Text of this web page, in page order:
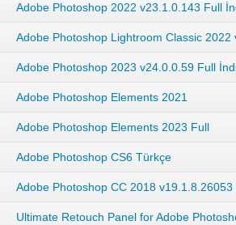
Adobe Photoshop 2022 v23.1.0.143 Full
Adobe Photoshop Lightroom Classic 2022
Adobe Photoshop 2023 v24.0.0.59 Full
Adobe Photoshop Elements 2021
Adobe Photoshop Elements 2023 Full
Adobe Photoshop CS6 Türkçe
Adobe Photoshop CC 2018 v19.1.8.26053
Ultimate Retouch Panel for Adobe